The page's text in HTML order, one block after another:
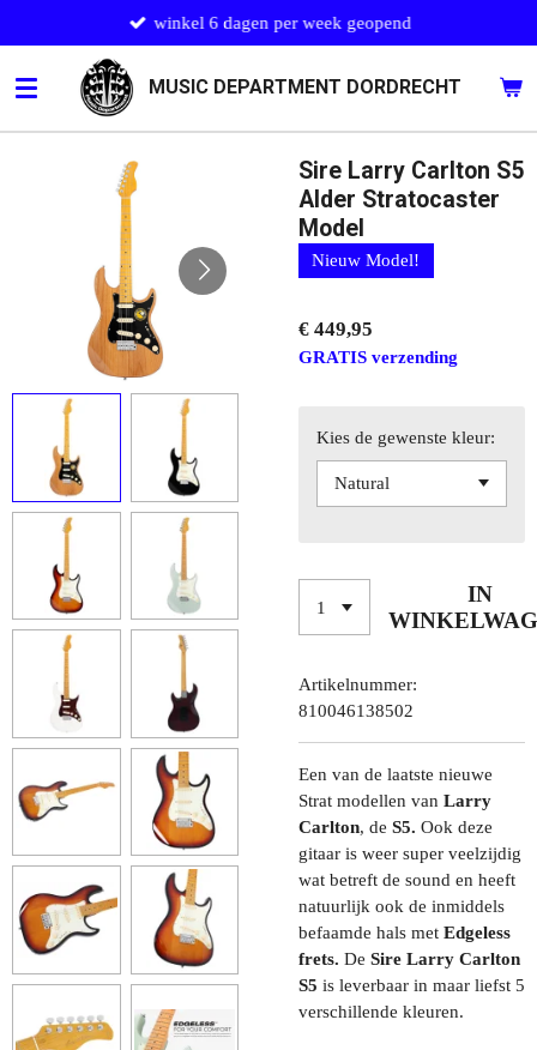
direct
naar
de
hoofdinhoud
MUSIC DEPARTMENT DORDRECHT
winkel 6 dagen per week geopend
Sire Larry Carlton S5
Alder Stratocaster
Model
Nieuw Model!
€ 449,95
GRATIS verzending
Kies de gewenste kleur:
IN
Artikelnummer:
810046138502
Een van de laatste nieuwe
Strat modellen van Larry
Carlton, de S5. Ook deze
gitaar is weer super veelzijdig
wat betreft de sound en heeft
natuurlijk ook de inmiddels
befaamde hals met Edgeless
frets. De Sire Larry Carlton
S5 is leverbaar in maar liefst 5
verschillende kleuren.